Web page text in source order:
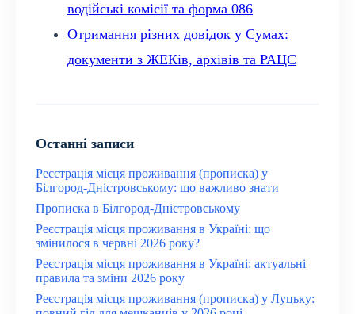
водійські комісії та форма 086
Отримання різних довідок у Сумах:
документи з ЖЕКів, архівів та РАЦС
Останні записи
Реєстрація місця проживання (прописка) у
Білгород-Дністровському: що важливо знати
Прописка в Білгород-Дністровському
Реєстрація місця проживання в Україні: що
змінилося в червні 2026 року?
Реєстрація місця проживання в Україні: актуальні
правила та зміни 2026 року
Реєстрація місця проживання (прописка) у Луцьку: